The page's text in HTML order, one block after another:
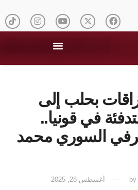
بحلب إلى
في قونيا..
السوري محمد
by أغسطس 28, 2025